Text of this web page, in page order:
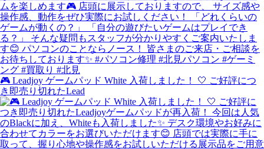
🎮 Leadjoy ゲームパッド White 入荷しました！ 🤍 ご好評につ
き即売り切れたLead